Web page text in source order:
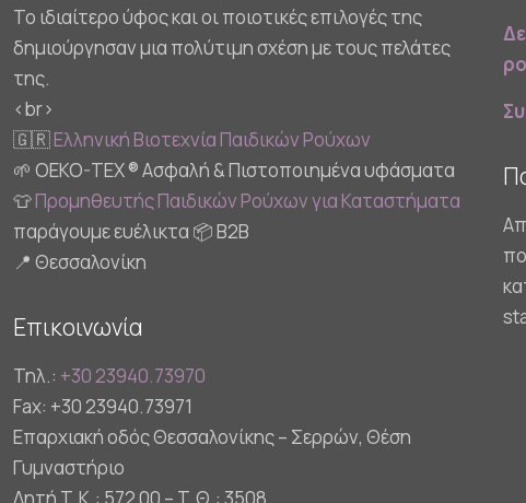
Το ιδιαίτερο ύφος και οι ποιοτικές επιλογές της
δημιούργησαν μια πολύτιμη σχέση με τους πελάτες
της.
<br>
🇬🇷Ελληνική Βιοτεχνία Παιδικών Ρούχων
🌱 OEKO-TEX ® Ασφαλή & Πιστοποιημένα υφάσματα
👕Προμηθευτής Παιδικών Ρούχων για Καταστήματα
παράγουμε ευέλικτα 📦 B2B
📍 Θεσσαλονίκη
Επικοινωνία
Τηλ.: +30 23940.73970
Fax: +30 23940.73971
Επαρχιακή οδός Θεσσαλονίκης – Σερρών, Θέση
Γυμναστήριο